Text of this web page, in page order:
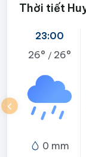
Thời tiết
23:00
26° / 26°
0 mm